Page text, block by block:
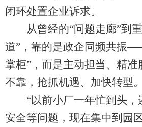
闭环处置企业诉求。
从曾经的“问题走廊”到重
道”，靠的是政企同频共振
掌柜”，而是主动担当、精准
不靠，抢抓机遇、加快转型。
“以前小厂一年忙到头，
安全等问题，现在集中到园